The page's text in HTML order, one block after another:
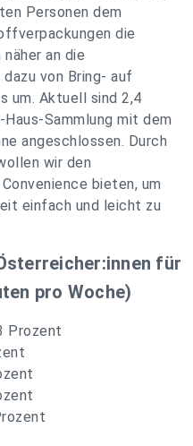
Personen dem
die
an die
von Bring- auf
um. Aktuell sind 2,4
Sammlung mit dem
angeschlossen. Durch
wir den
bieten, um
einfach und leicht zu
für
pro Woche)
Prozent